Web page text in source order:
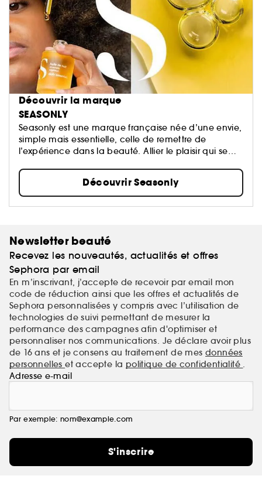
Découvrir la marque
SEASONLY
Seasonly est une marque française née d’une envie,
simple mais essentielle, celle de remettre de
l’expérience dans la beauté. Allier le plaisir qui se
Découvrir Seasonly
Newsletter beauté
Recevez les nouveautés, actualités et offres
Sephora par email
En m’inscrivant, j’accepte de recevoir par email mon
code de réduction ainsi que les offres et actualités de
Sephora personnalisées y compris avec l’utilisation de
technologies de suivi permettant de mesurer la
performance des campagnes afin d'optimiser et
personnaliser nos communications. Je déclare avoir plus
de 16 ans et je consens au traitement de mes données
personnelleset accepte la politique de confidentialité .
Adresse e-mail
Par exemple: nom@example.com
S'inscrire